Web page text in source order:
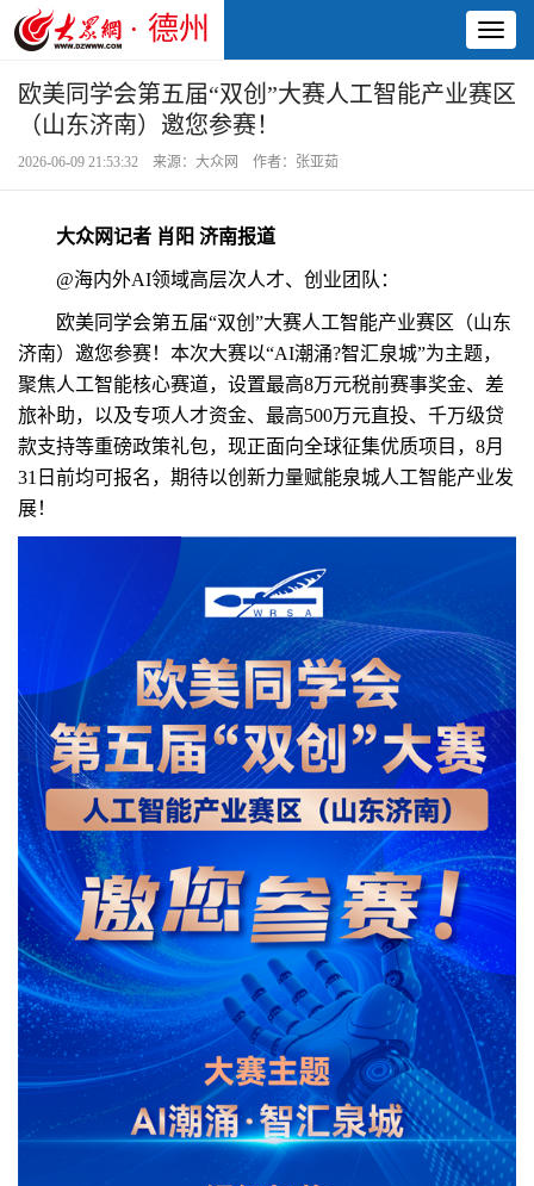
· 德州
欧美同学会第五届“双创”大赛人工智能产业赛区
（山东济南）邀您参赛！
2026-06-09 21:53:32 来源：大众网 作者：张亚茹
大众网记者 肖阳 济南报道
@海内外AI领域高层次人才、创业团队：
欧美同学会第五届“双创”大赛人工智能产业赛区（山东
济南）邀您参赛！本次大赛以“AI潮涌?智汇泉城”为主题，
聚焦人工智能核心赛道，设置最高8万元税前赛事奖金、差
旅补助，以及专项人才资金、最高500万元直投、千万级贷
款支持等重磅政策礼包，现正面向全球征集优质项目，8月
31日前均可报名，期待以创新力量赋能泉城人工智能产业发
展！